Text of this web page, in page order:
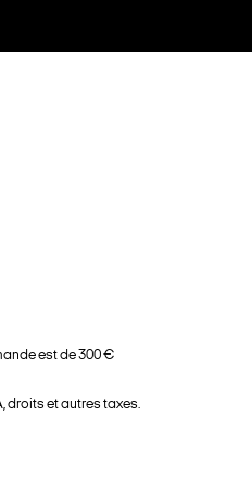
est de 300 €
droits et autres taxes.